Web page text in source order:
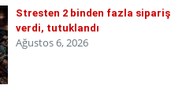
Stresten 2 binden fazla sipariş
verdi, tutuklandı
Ağustos 6, 2026